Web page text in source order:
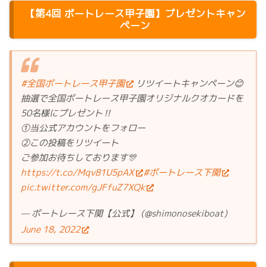
【第4回 ボートレース甲子園】プレゼントキャン
ペーン
#全国ボートレース甲子園
リツイートキャンペーン😊
抽選で全国ボートレース甲子園オリジナルクオカードを
50名様にプレゼント‼️
①当公式アカウントをフォロー
②この投稿をリツイート
ご参加お待ちしております🎊
https://t.co/Mqv81U5pAX
#ボートレース下関
pic.twitter.com/gJFfuZ7XQk
— ボートレース下関【公式】 (@shimonosekiboat)
June 18, 2022